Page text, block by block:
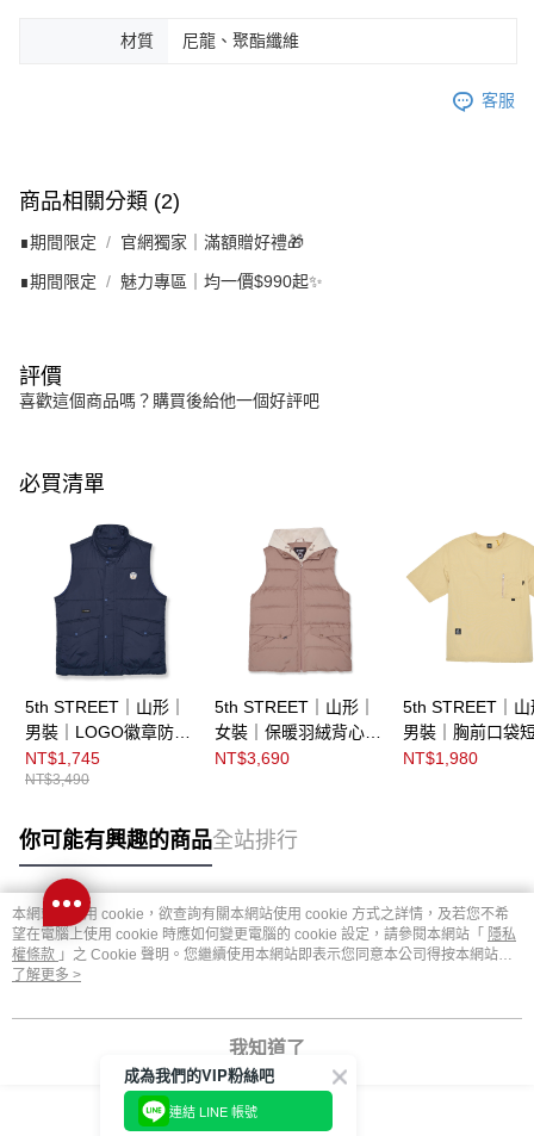
材質 尼龍、聚酯纖維
客服
商品相關分類 (2)
∎期間限定 官網獨家｜滿額贈好禮🎁
∎期間限定 魅力專區｜均一價$990起✨
評價
喜歡這個商品嗎？購買後給他一個好評吧
必買清單
5th STREET｜山形｜
男裝｜LOGO徽章防寒
背心｜丈青
NT$1,745
NT$3,490
5th STREET｜山形｜
女裝｜保暖羽絨背心｜
灰卡其
NT$3,690
5th STREET｜山
男裝｜胸前口袋
恤｜灰卡其
NT$1,980
你可能有興趣的商品全站排行
熱門標籤
本網站中使用 cookie，欲查詢有關本網站使用 cookie 方式之詳情，及若您不希
望在電腦上使用 cookie 時應如何變更電腦的 cookie 設定，請參閱本網站「 隱私
權條款 」之 Cookie 聲明。您繼續使用本網站即表示您同意本公司得按本網站使
用條款之 Cookie 聲明使用 cookie。
了解更多 >
我知道了
成為我們的VIP粉絲吧
連結 LINE 帳號